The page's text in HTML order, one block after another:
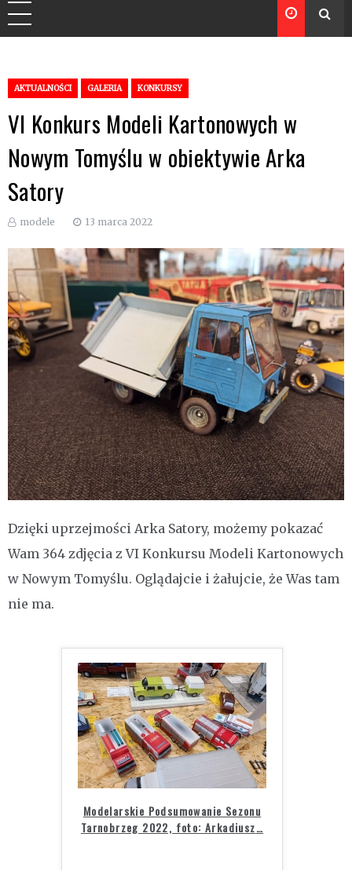
AKTUALNOŚCI GALERIA KONKURSY
VI Konkurs Modeli Kartonowych w
Nowym Tomyślu w obiektywie Arka
Satory
modele 13 marca 2022
Dzięki uprzejmości Arka Satory, możemy pokazać
Wam 364 zdjęcia z VI Konkursu Modeli Kartonowych
w Nowym Tomyślu. Oglądajcie i żałujcie, że Was tam
nie ma.
Modelarskie Podsumowanie Sezonu
Tarnobrzeg 2022, foto: Arkadiusz…